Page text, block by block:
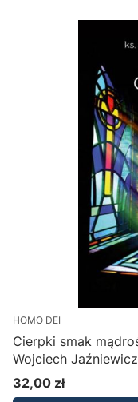
HOMO DEI
Cierpki smak
Wojciech Jaźniewicz
Cena
32,00 zł